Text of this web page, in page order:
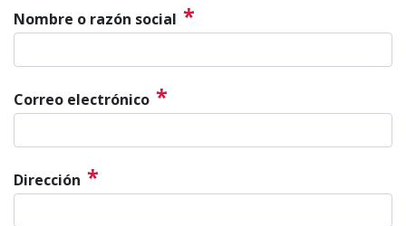
Nombre o razón social *
Correo electrónico *
Dirección *